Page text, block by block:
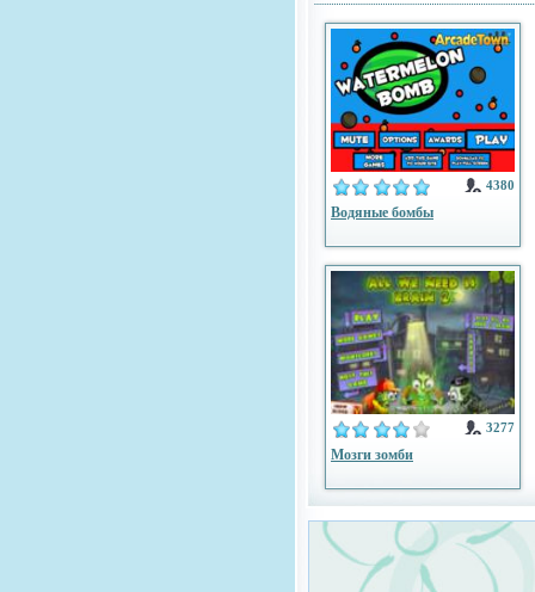
4380
Водяные бомбы
3277
Мозги зомби